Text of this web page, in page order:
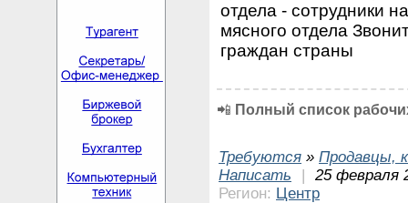
отдела - сотрудники
мясного отдела
граждан страны
📲 Полный список
Требуются » Продавцы,
Написать
|
25 февраля
Регион: Центр